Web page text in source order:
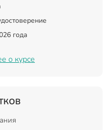
года
о курсе